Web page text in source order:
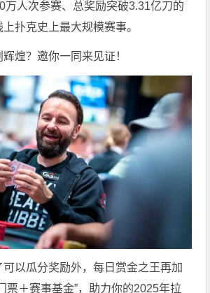
万人次参赛、总奖励突破3.31亿刀的
扑克史上最大规模赛事。
煌？邀你一同来见证！
可以瓜分奖励外，每日赏金之王再加
票＋赛事基金”，助力你的2025年拉